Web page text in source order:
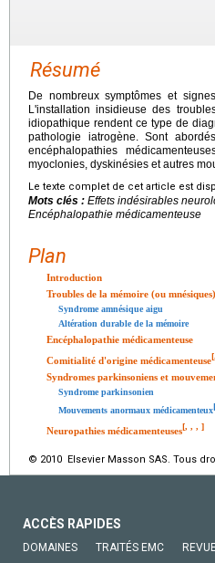
Résumé
De nombreux symptômes et
L'installation insidieuse des
idiopathique rendent ce type de
pathologie iatrogène. Sont
encéphalopathies
myoclonies, dyskinésies et autres
Le texte complet de cet article est
Mots clés : Effets indésirables
Encéphalopathie médicamenteuse
Plan
Introduction
Troubles de la mémoire (ou
Syndrome amnésique aigu
Altération durable de la mémoire
Encéphalopathie médicamenteuse
Comitialité d'origine médicamenteuse[,
Syndromes parkinsoniens et
Syndrome parkinsonien
Mouvements anormaux médicamenteux[
Neuropathies médicamenteuses[, , , ]
© 2010 Elsevier Masson SAS. Tous
ACCÈS RAPIDES
DOMAINES TRAITÉS EMC